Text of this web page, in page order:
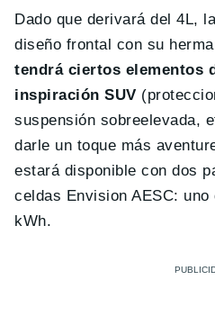
Dado que derivará del 4L,
diseño frontal con su
tendrá ciertos elementos
inspiración SUV
suspensión sobreelevada,
darle un toque más
estará disponible con dos
celdas Envision AESC:
kWh.